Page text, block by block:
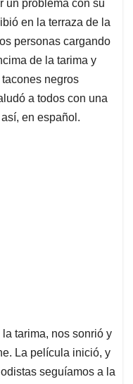
un problema con su
en la terraza de la
personas cargando
de la tarima y
negros
a todos con una
en español.
tarima, nos sonrió y
La película inició, y
seguíamos a la